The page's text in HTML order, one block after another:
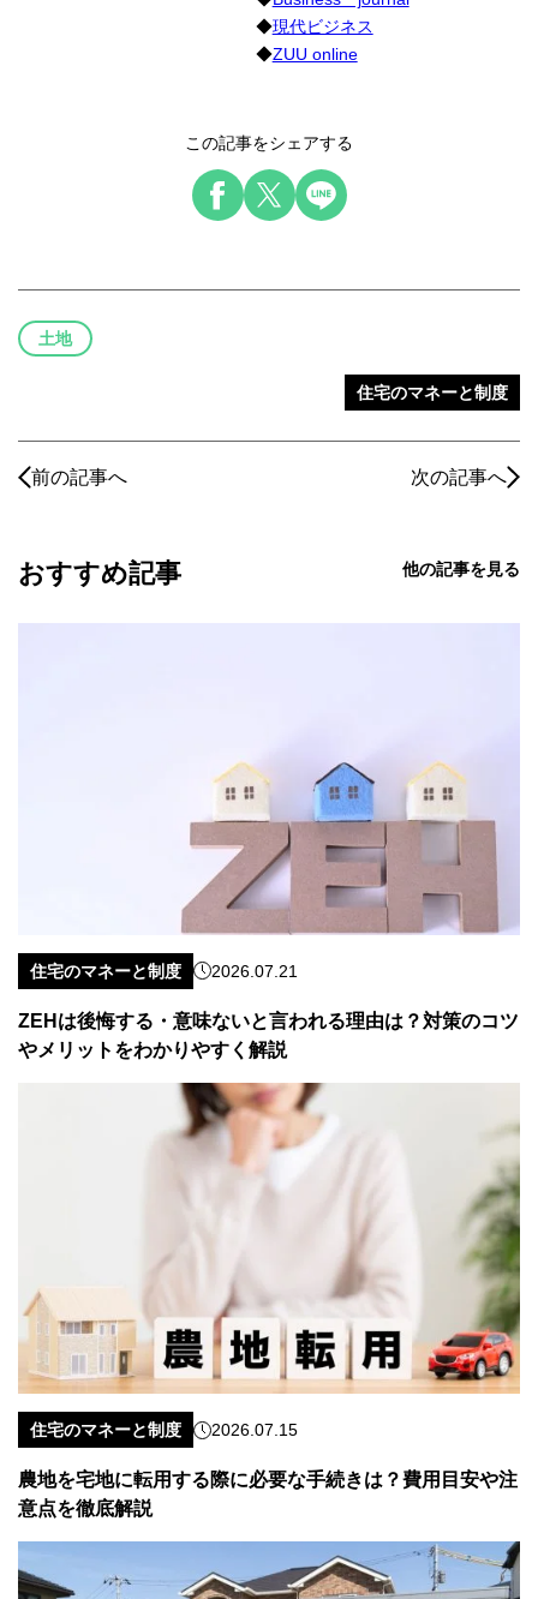
◆現代ビジネス
◆ZUU online
この記事をシェアする
土地
住宅のマネーと制度
前の記事へ 次の記事へ
おすすめ記事 他の記事を見る
住宅のマネーと制度 2026.07.21
ZEHは後悔する・意味ないと言われる理由は？対策のコツ
やメリットをわかりやすく解説
住宅のマネーと制度 2026.07.15
農地を宅地に転用する際に必要な手続きは？費用目安や注
意点を徹底解説